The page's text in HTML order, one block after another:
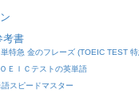
考書
特急 金のフレーズ (TOEIC TEST
ＥＩＣテストの英単語
スピードマスター